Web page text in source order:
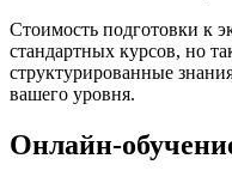
Стоимость подготовки к
стандартных курсов, но
структурированные
вашего уровня.
Онлайн-